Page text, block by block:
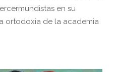
en su
ortodoxia de la academia